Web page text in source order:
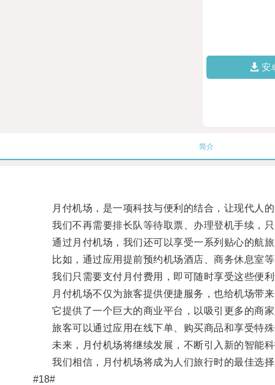
安
简介
月付机场，是一项科技与便利的结合，让现代人的
我们不再需要排长队等待取票、办理登机手续，只
通过月付机场，我们还可以享受一系列贴心的航旅
比如，通过应用提前预约机场酒店、商务休息室等
我们只需要支付月付费用，即可随时享受这些便利
月付机场不仅为旅客提供便捷服务，也给机场带来
它提供了一个巨大的商业平台，以吸引更多的商家
旅客可以通过应用在线下单、购买商品和享受特殊
未来，月付机场将继续发展，不断引入新的智能科
我们相信，月付机场将成为人们旅行时的最佳选择
#18#